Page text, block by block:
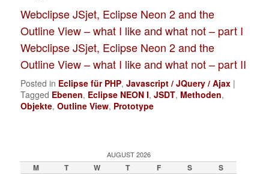
Webclipse JSjet, Eclipse Neon 2 and the
Outline View – what I like and what not – part I
Webclipse JSjet, Eclipse Neon 2 and the
Outline View – what I like and what not – part II
Posted in Eclipse für PHP,Javascript / JQuery / Ajax |
Tagged Ebenen, Eclipse NEON I,JSDT, Methoden,
Objekte,Outline View, Prototype
AUGUST 2026
M T W T F S S